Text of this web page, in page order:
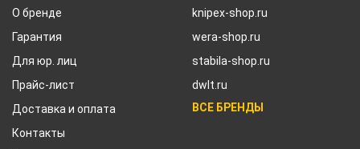
О бренде
Гарантия
Для юр. лиц
Прайс-лист
Доставка и оплата
Контакты
knipex-shop.ru
wera-shop.ru
stabila-shop.ru
dwlt.ru
ВСЕ БРЕНДЫ